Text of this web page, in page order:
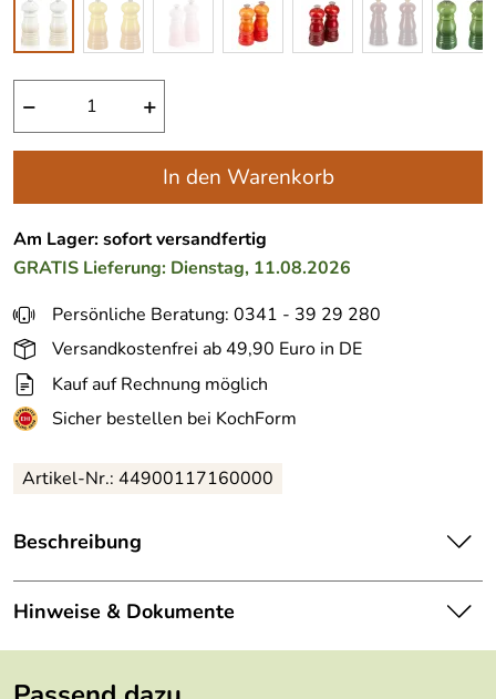
− +
In den Warenkorb
Am Lager: sofort versandfertig
GRATIS Lieferung: Dienstag, 11.08.2026
Persönliche Beratung: 0341 - 39 29 280
Versandkostenfrei ab 49,90 Euro in DE
Kauf auf Rechnung möglich
Sicher bestellen bei KochForm
Artikel-Nr.: 44900117160000
Beschreibung
Le CreusetMühlenSet klein in meringue. Die Mühlen mit
erstklassigem Keramikmahlwerk.
Klein, aber oho: Dieses handliche Paar ziert jeden Esstisch.
Das Set ist nicht nur ein Hingucker, es überzeugt auch mit
Hinweise & Dokumente